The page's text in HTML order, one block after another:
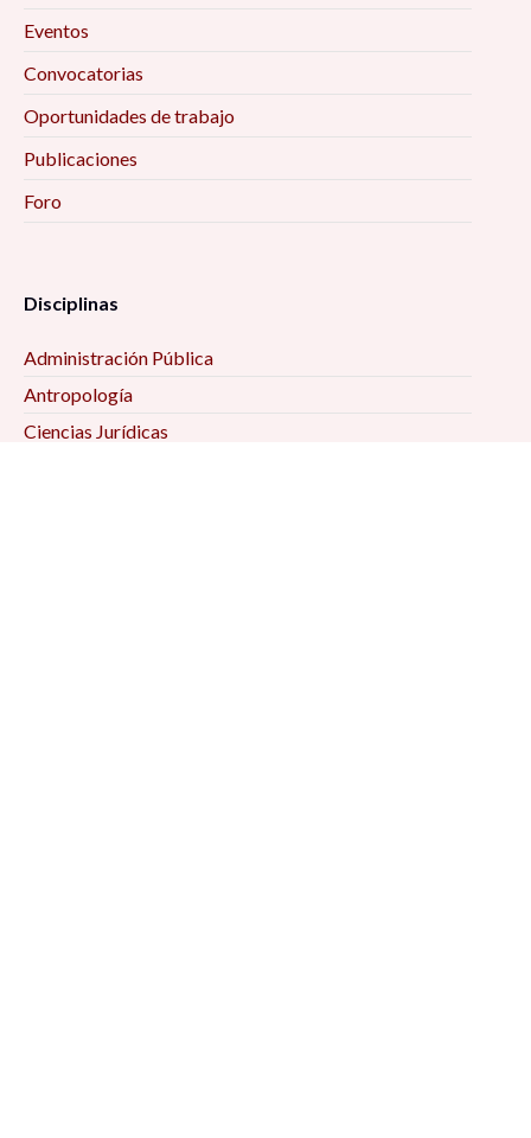
Eventos
Convocatorias
Oportunidades de trabajo
Publicaciones
Foro
Disciplinas
Administración Pública
Antropología
Ciencias Jurídicas